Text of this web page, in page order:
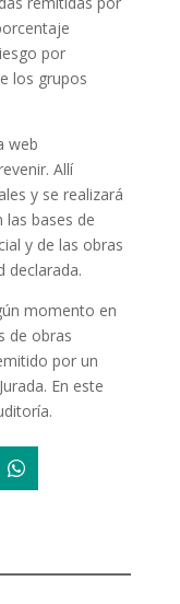
por
los grupos
web
Allí
y se realizará
bases de
y de las obras
declarada.
momento en
de obras
por un
En este